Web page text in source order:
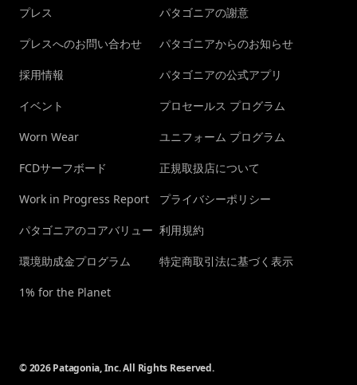
プレス
プレスへのお問い合わせ
採用情報
イベント
Worn Wear
FCDサーフボード
Work in Progress Report
パタゴニアのコアバリュー
環境助成金プログラム
1% for the Planet
パタゴニアの謝意
パタゴニアからのお知らせ
パタゴニアの公式アプリ
プロセールス プログラム
ユニフォーム プログラム
正規取扱店について
プライバシーポリシー
利用規約
特定商取引法に基づく表示
© 2026 Patagonia, Inc. All Rights Reserved.